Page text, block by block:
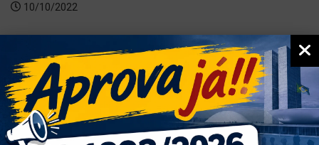
10/10/2022
ACESSO RÁPIDO